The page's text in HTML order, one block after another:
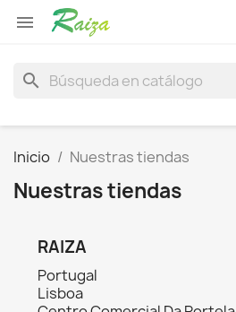

search
Inicio Nuestras tiendas
Nuestras tiendas
RAIZA
Portugal
Lisboa